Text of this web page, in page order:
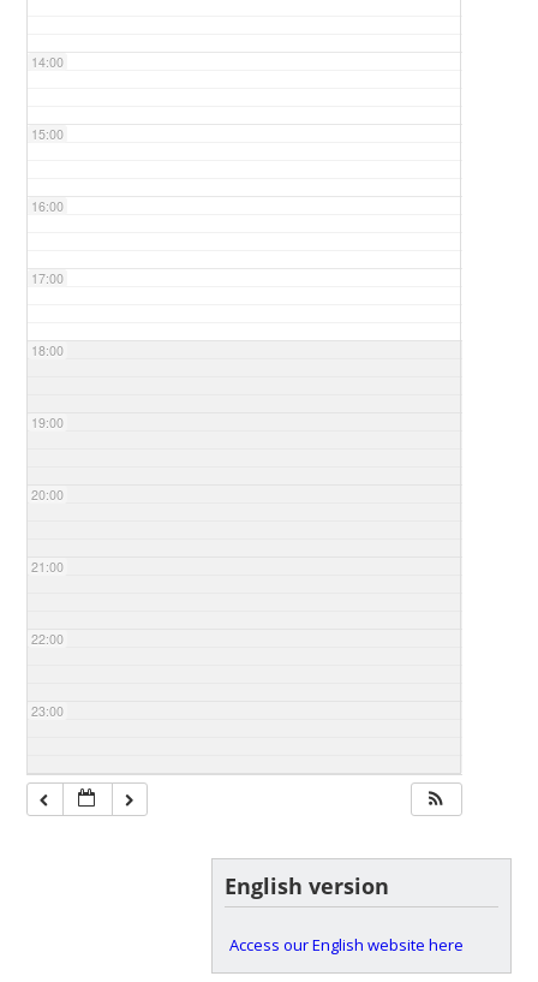
14:00
15:00
16:00
17:00
18:00
19:00
20:00
21:00
22:00
23:00
English version
Access our English website here